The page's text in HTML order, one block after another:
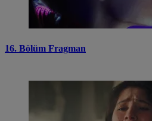
16. Bölüm Fragman